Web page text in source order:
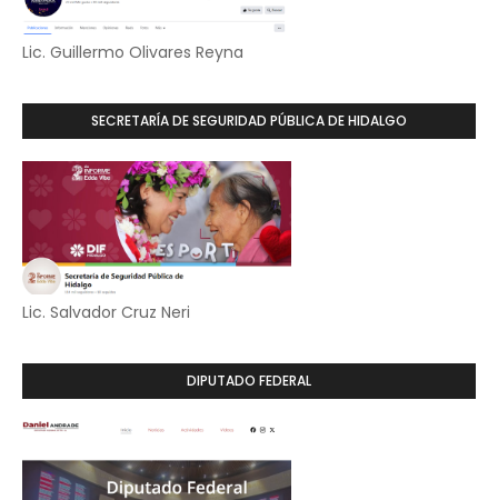
Lic. Guillermo Olivares Reyna
SECRETARÍA DE SEGURIDAD PÚBLICA DE HIDALGO
Lic. Salvador Cruz Neri
DIPUTADO FEDERAL